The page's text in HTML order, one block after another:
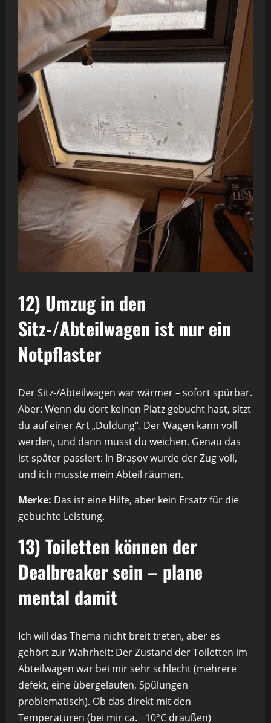
12) Umzug in den
Sitz-/Abteilwagen ist nur ein
Notpflaster
Der Sitz-/Abteilwagen war wärmer – sofort spürbar.
Aber: Wenn du dort keinen Platz gebucht hast, sitzt
du auf einer Art „Duldung“. Der Wagen kann voll
werden, und dann musst du weichen. Genau das
ist später passiert: In Brașov wurde der Zug voll,
und ich musste mein Abteil räumen.
Merke: Das ist eine Hilfe, aber kein Ersatz für die
gebuchte Leistung.
13) Toiletten können der
Dealbreaker sein – plane
mental damit
Ich will das Thema nicht breit treten, aber es
gehört zur Wahrheit: Der Zustand der Toiletten im
Abteilwagen war bei mir sehr schlecht (mehrere
defekt, eine übergelaufen, Spülungen
problematisch). Ob das direkt mit den
Temperaturen (bei mir ca. −10°C draußen)